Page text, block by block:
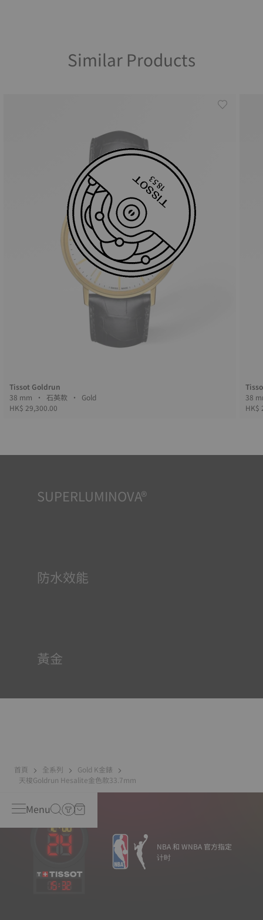
Similar Products
Tissot Goldrun
38 mm • 石英款 • Gold
HK$ 29,300.00
HK$
SUPERLUMINOVA®
防水效能
黃金
首頁 全系列
Gold K金錶
天梭Goldrun Hesalite金色款33.7mm
Menu
15: 32
NBA 和 WNBA 官方指定
计时